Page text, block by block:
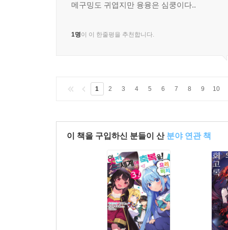
메구밍도 귀엽지만 융융은 심쿵이다..
1명이 이 한줄평을 추천합니다.
1 2 3 4 5 6 7 8 9 10
이 책을 구입하신 분들이 산 분야 연관 책